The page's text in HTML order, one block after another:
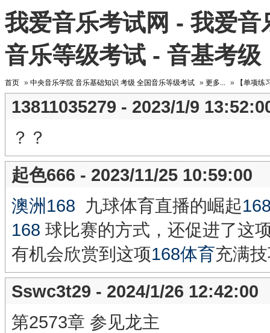
我爱音乐考试网 - 我爱
音乐等级考试 - 音基考级
首页 » 中央音乐学院 音乐基础知识 考级 全国音乐等级考试 » 更多... » 【单项
13811035279 - 2023/1/9
？？
起色666 - 2023/11/25 10:59:00
澳洲168 九球体育直播的崛起
168 球比赛的方式，还促进了这
有机会欣赏到这项168体育充满
Sswc3t29 - 2024/1/26 12:42:00
第2573章 参见龙主